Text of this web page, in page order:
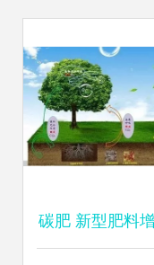
碳肥 新型肥料